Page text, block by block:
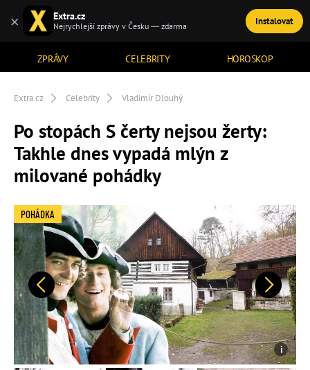
ZPRÁVY CELEBRITY HOROSKOP
TÉMATA
Extra.cz Celebrity Vladimír Dlouhý
Po stopách S čerty nejsou žerty:
Takhle dnes vypadá mlýn z
milované pohádky
Předchozí Další
POHÁDKA
× Extra.cz
Nejrychlejší zprávy v Česku — zdarma Instalovat